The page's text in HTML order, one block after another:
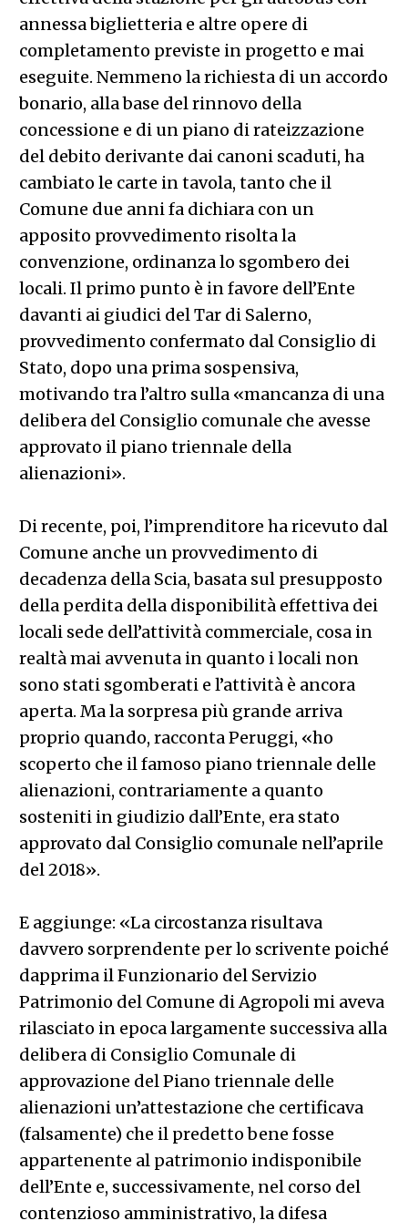
annessa biglietteria e altre opere di
completamento previste in progetto e mai
eseguite. Nemmeno la richiesta di un accordo
bonario, alla base del rinnovo della
concessione e di un piano di rateizzazione
del debito derivante dai canoni scaduti, ha
cambiato le carte in tavola, tanto che il
Comune due anni fa dichiara con un
apposito provvedimento risolta la
convenzione, ordinanza lo sgombero dei
locali. Il primo punto è in favore dell’Ente
davanti ai giudici del Tar di Salerno,
provvedimento confermato dal Consiglio di
Stato, dopo una prima sospensiva,
motivando tra l’altro sulla «mancanza di una
delibera del Consiglio comunale che avesse
approvato il piano triennale della
alienazioni».
Di recente, poi, l’imprenditore ha ricevuto dal
Comune anche un provvedimento di
decadenza della Scia, basata sul presupposto
della perdita della disponibilità effettiva dei
locali sede dell’attività commerciale, cosa in
realtà mai avvenuta in quanto i locali non
sono stati sgomberati e l’attività è ancora
aperta. Ma la sorpresa più grande arriva
proprio quando, racconta Peruggi, «ho
scoperto che il famoso piano triennale delle
alienazioni, contrariamente a quanto
sosteniti in giudizio dall’Ente, era stato
approvato dal Consiglio comunale nell’aprile
del 2018».
E aggiunge: «La circostanza risultava
davvero sorprendente per lo scrivente poiché
dapprima il Funzionario del Servizio
Patrimonio del Comune di Agropoli mi aveva
rilasciato in epoca largamente successiva alla
delibera di Consiglio Comunale di
approvazione del Piano triennale delle
alienazioni un’attestazione che certificava
(falsamente) che il predetto bene fosse
appartenente al patrimonio indisponibile
dell’Ente e, successivamente, nel corso del
contenzioso amministrativo, la difesa